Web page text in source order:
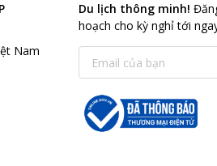
Nam
Du lịch thông minh!
hoạch cho kỳ nghỉ tới